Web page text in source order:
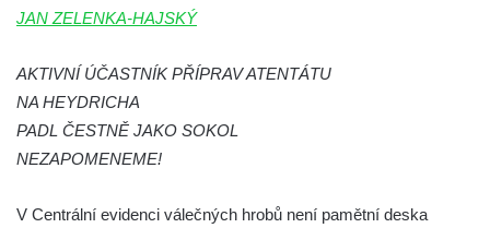
Kenotaf Jana Mojžiše na hřbitově ve
Kenotaf Josefa Jílka na hřbitově ve
Velešíně
Hrob Jana Foitla na hřbitově ve Velešíně
Hrob Ludvíka Tůmy na hřbitově ve Velešíně
JAN ZELENKA-HAJSKÝ
AKTIVNÍ ÚČASTNÍK PŘÍPRAV ATENTÁTU
NA HEYDRICHA
PADL ČESTNĚ JAKO SOKOL
NEZAPOMENEME!
V Centrální evidenci válečných hrobů není pamětní deska